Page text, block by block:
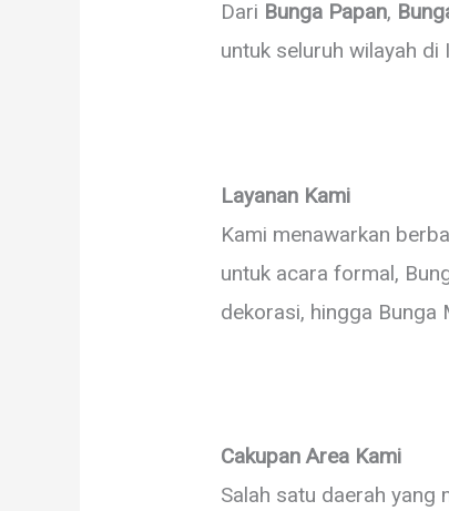
Dari Bunga Papan,
untuk seluruh wilayah di
Layanan Kami
Kami menawarkan
untuk acara formal,
dekorasi, hingga Bunga
Cakupan Area Kami
Salah satu daerah yang